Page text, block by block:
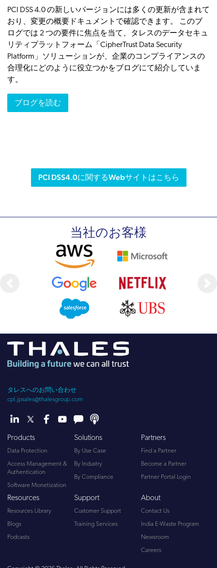
PCI DSS 4.0 の新しいバージョンには多くの更新が含まれて
おり、変更の概要ドキュメントで確認できます。 このブ
ログでは 2 つの要件に焦点を当て、タレスのデータセキュ
リティプラットフォーム「CipherTrust Data Security
Platform」ソリューションが、企業のコンプライアンスの
合理化にどのように役立つかをブログにて紹介していま
す。
ブログを読む
PCI DSS4.0に関するWebサイトはこちら
当社のお客様
タレスへのお問い合わせ
cpl.jpsales@thalesgroup.com
Products
Data Protection
Access Management &
Authentication
Software Monetization
Solutions
By Use Case
By Industry
By Compliance
Partners
Find a Partner
Become a Partner
Partner Portal Login
Resources
Resources Library
Blogs
Podcasts
Support
Customer Support
Training Services
About
Contact Us
India E-Waste Program
Newsroom
Careers